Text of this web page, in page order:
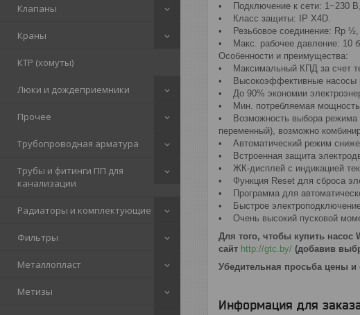
Клапаны
Краны
КТР (хомуты)
Люки и дождеприемники
Прочее
Трубопроводная арматура
Трубы и фитинги ПП для
канализации
Радиаторы и комплектующие
Фильтры
Металлопласт
Метизы
• Подключение к сети: 1~230
• Класс защиты: IP X4D.
• Резьбовое соединение: Rp
• Макс. рабочее давление: 10
Особенности и преимущества:
• Максимальный КПД за счет
• Высокоэффективные насосы
• До 90% экономии
• Мин. потребляемая мощность
• Возможность выбора режима
переменный), возможно
• Автоматический режим
• Встроенная защита
• ЖК-дисплей с индикацией
• Функция Reset для сброса
• Программа для
• Быстрое
• Очень высокий пусковой
Для того, чтобы купить насос
сайт http://gtc.by/ (добавив
Убедительная просьба цены и
Информация для